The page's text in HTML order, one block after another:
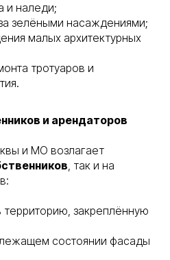
и наледи;
зелёными насаждениями;
малых архитектурных
тротуаров и
и арендаторов
и МО возлагает
, так и на
территорию, закреплённую
состоянии фасады